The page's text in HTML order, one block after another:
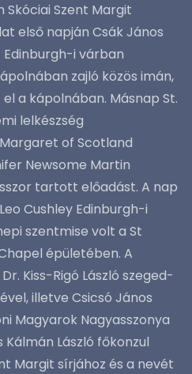
Szent Margit
első napján Csák János
i várban
zajló közös imán,
a kápolnában. Másnap St.
lelkészség
of Scotland
Newsome Martin
tartott előadást. A nap
Cushley Edinburgh-i
szentmise volt a St
épületében. A
Kiss-Rigó László szeged-
illetve Csicsó János
Magyarok Nagyasszonya
László főkonzul
Margit sírjához és a nevét